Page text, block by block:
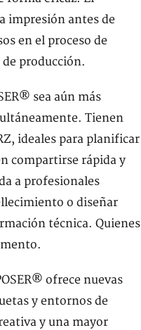
impresión antes de
en el proceso de
producción.
sea aún más
Tienen
ideales para planificar
compartirse rápida y
a profesionales
o diseñar
técnica. Quienes
ofrece nuevas
y entornos de
y una mayor